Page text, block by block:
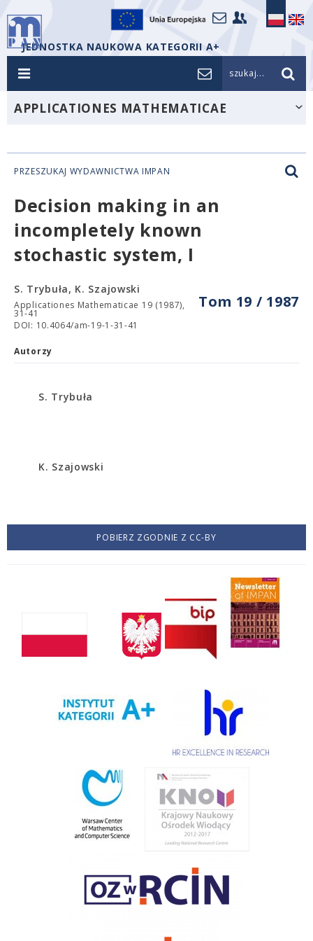
JEDNOSTKA NAUKOWA KATEGORII A+
szukaj...
APPLICATIONES MATHEMATICAE
PRZESZUKAJ WYDAWNICTWA IMPAN
Decision making in an
incompletely known
stochastic system, I
Tom 19 / 1987
S. Trybuła, K. Szajowski
Applicationes Mathematicae 19 (1987),
31-41
DOI: 10.4064/am-19-1-31-41
Autorzy
S. Trybuła
K. Szajowski
POBIERZ ZGODNIE Z CC-BY